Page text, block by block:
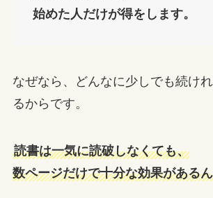
始めた人だけが得をします。
なぜなら、どんなに少しでも続け
るからです。
読書は一気に読破しなくても、
数ページだけで十分な効果がある